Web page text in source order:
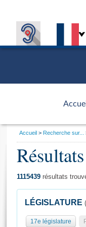
d'accueil
Général
Vous
Accueil Recherche sur...
1115439 résultats
LÉGISLATURE
17e législature